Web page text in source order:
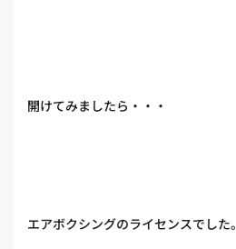
開けてみましたら・・・
エアボクシングのライセンスでした。